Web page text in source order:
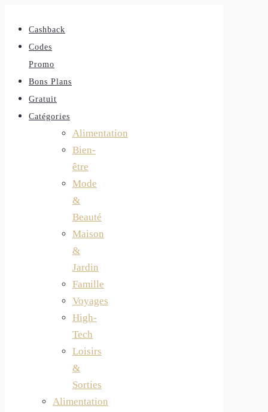
Cashback
Codes
Promo
Bons Plans
Gratuit
Catégories
Alimentation
Bien-
être
Mode
&
Beauté
Maison
&
Jardin
Famille
Voyages
High-
Tech
Loisirs
&
Sorties
Alimentation